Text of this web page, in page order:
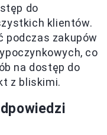
do
klientów.
podczas zakupów
co
na dostęp do
z bliskimi.